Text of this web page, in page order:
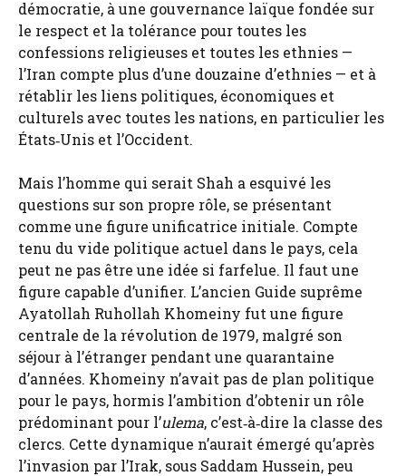
démocratie, à une gouvernance laïque fondée sur
le respect et la tolérance pour toutes les
confessions religieuses et toutes les ethnies —
l’Iran compte plus d’une douzaine d’ethnies — et à
rétablir les liens politiques, économiques et
culturels avec toutes les nations, en particulier les
États‑Unis et l’Occident.
Mais l’homme qui serait Shah a esquivé les
questions sur son propre rôle, se présentant
comme une figure unificatrice initiale. Compte
tenu du vide politique actuel dans le pays, cela
peut ne pas être une idée si farfelue. Il faut une
figure capable d’unifier. L’ancien Guide suprême
Ayatollah Ruhollah Khomeiny fut une figure
centrale de la révolution de 1979, malgré son
séjour à l’étranger pendant une quarantaine
d’années. Khomeiny n’avait pas de plan politique
pour le pays, hormis l’ambition d’obtenir un rôle
prédominant pour l’ulema, c’est‑à‑dire la classe des
clercs. Cette dynamique n’aurait émergé qu’après
l’invasion par l’Irak, sous Saddam Hussein, peu